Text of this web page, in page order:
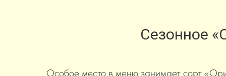
Сезонное
Особое место в меню занимает сорт